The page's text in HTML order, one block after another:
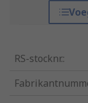
RS-stocknr.: